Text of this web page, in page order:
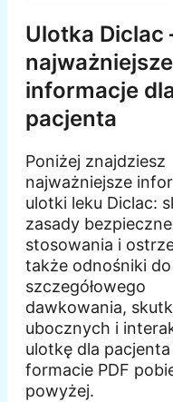
Ulotka Diclac
najważniejsze
informacje
pacjenta
Poniżej znajdziesz
najważniejsze
ulotki leku Diclac:
zasady
stosowania i
także odnośniki do
szczegółowego
dawkowania,
ubocznych i
ulotkę dla
formacie PDF
powyżej.